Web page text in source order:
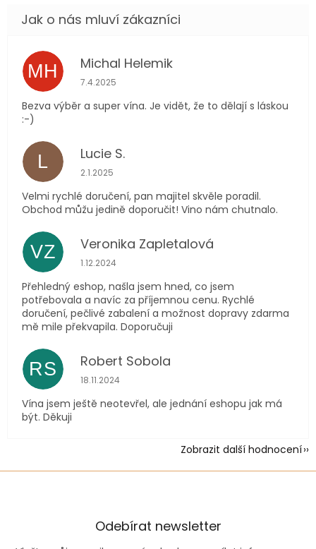
MH Michal Helemik
Hodnocení obchodu je 5 z 5 hvězdiček.
7.4.2025
Bezva výběr a super vína. Je vidět, že to dělají s láskou
:-)
L Lucie S.
Hodnocení obchodu je 5 z 5 hvězdiček.
2.1.2025
Velmi rychlé doručení, pan majitel skvěle poradil.
Obchod můžu jedině doporučit! Vino nám chutnalo.
VZ Veronika Zapletalová
Hodnocení obchodu je 5 z 5 hvězdiček.
1.12.2024
Přehledný eshop, našla jsem hned, co jsem
potřebovala a navíc za příjemnou cenu. Rychlé
doručení, pečlivé zabalení a možnost dopravy zdarma
mě mile překvapila. Doporučuji
RS Robert Sobola
Hodnocení obchodu je 5 z 5 hvězdiček.
18.11.2024
Vína jsem ještě neotevřel, ale jednání eshopu jak má
být. Děkuji
Zobrazit další hodnocení
Odebírat newsletter